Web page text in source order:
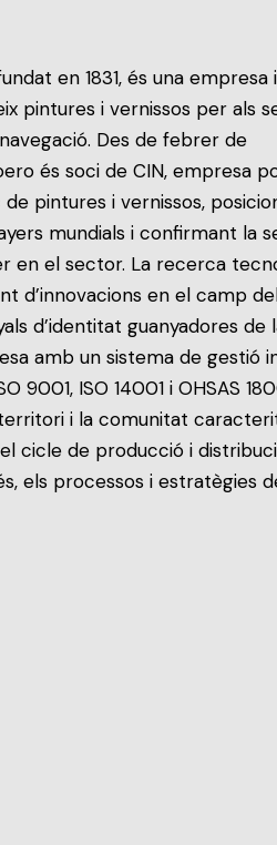
en 1831, és una empresa
pintures i vernissos per als
Des de febrer de
és soci de CIN, empresa
pintures i vernissos,
mundials i confirmant la
en el sector. La recerca
d’innovacions en el camp
d’identitat guanyadores de
amb un sistema de gestió
9001, ISO 14001 i OHSAS
i la comunitat
cicle de producció i
els processos i estratègies